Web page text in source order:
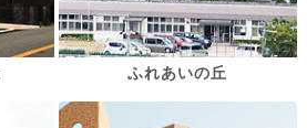
ふれあいの丘